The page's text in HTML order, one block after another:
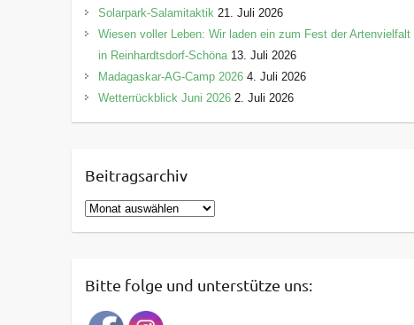
Solarpark-Salamitaktik 21. Juli 2026
Wiesen voller Leben: Wir laden ein zum Fest der Artenvielfalt
in Reinhardtsdorf-Schöna 13. Juli 2026
Madagaskar-AG-Camp 2026 4. Juli 2026
Wetterrückblick Juni 2026 2. Juli 2026
Beitragsarchiv
B
e
rBitte folge und unterstütze uns: